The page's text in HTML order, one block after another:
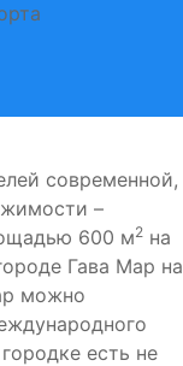
современной,
–
600 м2 на
Гава Мар на
можно
есть не